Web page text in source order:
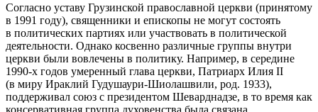
Согласно уставу Грузинской православной церкви (принятому
в 1991 году), священники и епископы не могут состоять
в политических партиях или участвовать в политической
деятельности. Однако косвенно различные группы внутри
церкви были вовлечены в политику. Например, в середине
1990-х годов умеренный глава церкви, Патриарх Илия II
(в миру Ираклий Гудушаури-Шиолашвили, род. 1933),
поддерживал союз с президентом Шеварднадзе, в то время как
консервативная группа духовенства была связана